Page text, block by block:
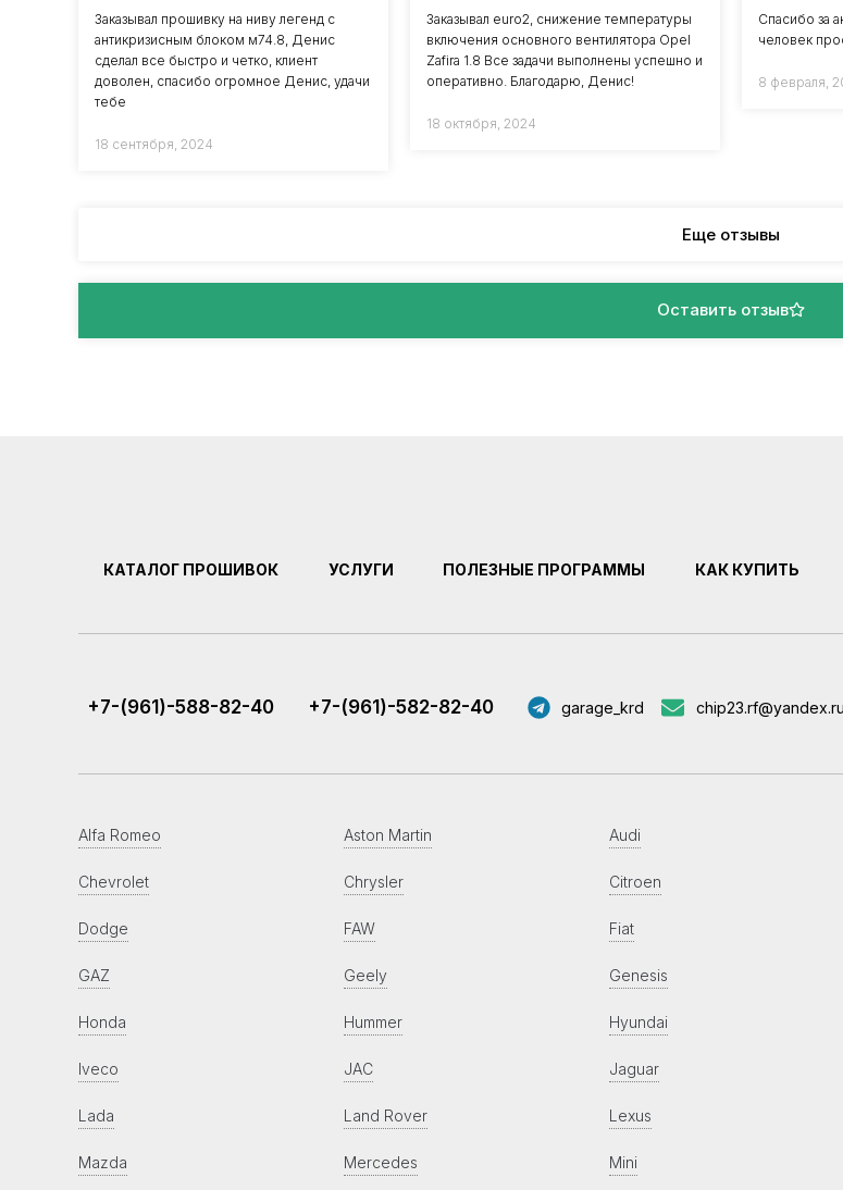
Заказывал прошивку на ниву легенд с
антикризисным блоком м74.8, Денис
сделал все быстро и четко, клиент
доволен, спасибо огромное Денис, удачи
тебе
18 сентября, 2024
Заказывал euro2, снижение температуры
включения основного вентилятора Opel
Zafira 1.8 Все задачи выполнены успешно и
оперативно. Благодарю, Денис!
18 октября, 2024
Спасибо за
человек
8 февраля,
Еще отзывы
Оставить отзыв
КАТАЛОГ ПРОШИВОК УСЛУГИ ПОЛЕЗНЫЕ ПРОГРАММЫ КАК КУПИТЬ
+7-(961)-588-82-40 +7-(961)-582-82-40 garage_krd chip23.rf@yandex.ru
Alfa Romeo Aston Martin Audi
Chevrolet Chrysler Citroen
Dodge FAW Fiat
GAZ Geely Genesis
Honda Hummer Hyundai
Iveco JAC Jaguar
Lada Land Rover Lexus
Mazda Mercedes Mini